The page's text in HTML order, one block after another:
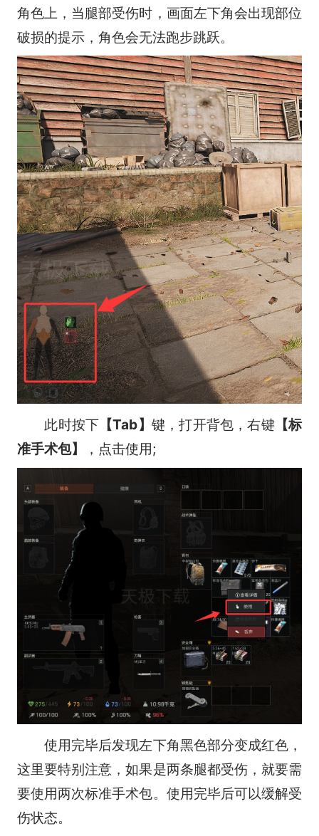
角色上，当腿部受伤时，画面左下角会出现部位
破损的提示，角色会无法跑步跳跃。
此时按下 【Tab】 键，打开背包，右键【标
准手术包】
，点击使用;
使用完毕后发现左下角黑色部分变成红色，
这里要特别注意，如果是两条腿都受伤，就要需
要使用两次标准手术包。使用完毕后可以缓解受
伤状态。